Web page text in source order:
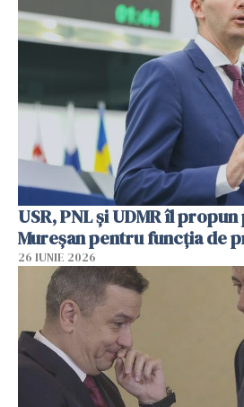
USR, PNL şi UDMR îl
Mureşan pentru funcţia de
26 IUNIE 2026